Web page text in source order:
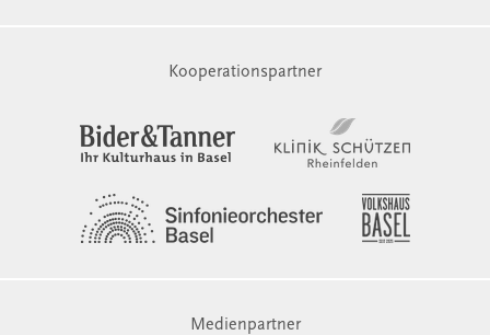
Kooperationspartner
Medienpartner